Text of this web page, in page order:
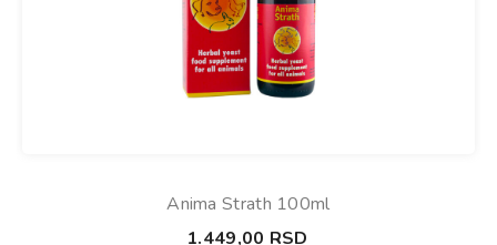
Anima Strath 100ml
1.449,00 RSD